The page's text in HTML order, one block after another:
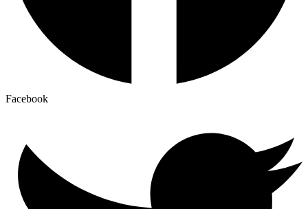
Facebook